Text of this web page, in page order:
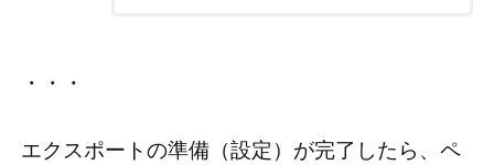
・・・
エクスポートの準備（設定）が完了したら、ペ